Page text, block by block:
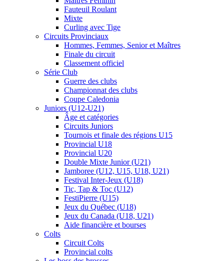
Fauteuil Roulant
Mixte
Curling avec Tige
Circuits Provinciaux
Hommes, Femmes, Senior et Maîtres
Finale du circuit
Classement officiel
Série Club
Guerre des clubs
Championnat des clubs
Coupe Caledonia
Juniors (U12-U21)
Âge et catégories
Circuits Juniors
Tournois et finale des régions U15
Provincial U18
Provincial U20
Double Mixte Junior (U21)
Jamboree (U12, U15, U18, U21)
Festival Inter-Jeux (U18)
Tic, Tap & Toc (U12)
FestiPierre (U15)
Jeux du Québec (U18)
Jeux du Canada (U18, U21)
Aide financière et bourses
Colts
Circuit Colts
Provincial colts